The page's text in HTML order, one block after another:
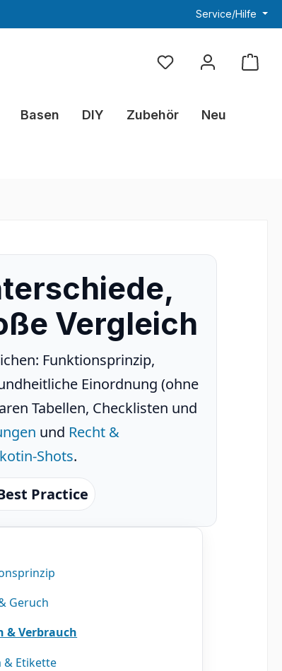
Service/Hilfe
Du hast 0 Produkte
Basen DIY Zubehör Neu
Vergleich
Funktionsprinzip,
Einordnung (ohne
Tabellen, Checklisten und
und Recht &
Shots.
Practice
Geruch
& Verbrauch
& Etikette